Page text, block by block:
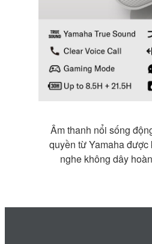
Âm thanh nổi sống
quyền từ Yamaha được
nghe không dây